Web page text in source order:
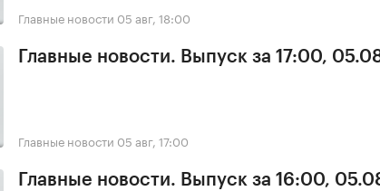
Главные новости 05 авг, 18:00
Главные новости. Выпуск за 17:00,
Главные новости 05 авг, 17:00
Главные новости. Выпуск за 16:00,